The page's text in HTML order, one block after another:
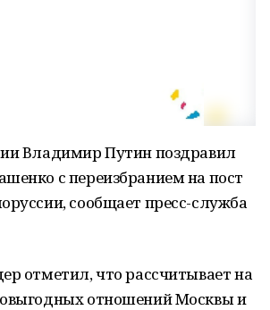
Владимир Путин поздравил
с переизбранием на пост
сообщает пресс-служба
отметил, что рассчитывает на
отношений Москвы и